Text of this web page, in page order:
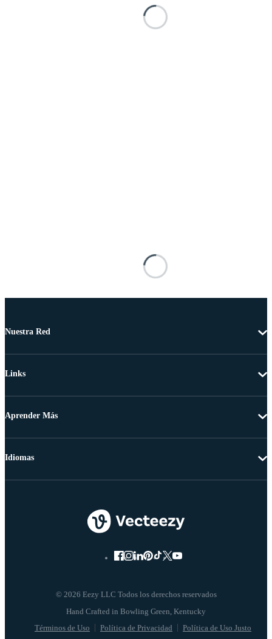
Nuestra Red
Links
Aprender Más
© 2026 Eezy LLC Todos los derechos reservados
Términos de Uso Política de Privacidad Política de Uso Justo
Idiomas